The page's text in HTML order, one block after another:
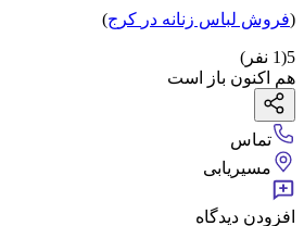
(فروش لباس زنانه در کرج)
5
(
1 نفر)
هم اکنون باز است
تماس
مسیریابی
افزودن دیدگاه